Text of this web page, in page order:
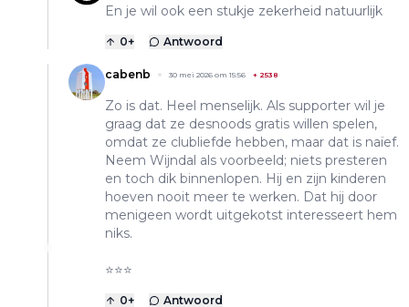
En je wil ook een stukje zekerheid natuurlijk
0+ Antwoord
cabenb 30 mei 2026 om 15:56 + 2538
Zo is dat. Heel menselijk. Als supporter wil je
graag dat ze desnoods gratis willen spelen,
omdat ze clubliefde hebben, maar dat is naïef.
Neem Wijndal als voorbeeld; niets presteren
en toch dik binnenlopen. Hij en zijn kinderen
hoeven nooit meer te werken. Dat hij door
menigeen wordt uitgekotst interesseert hem
niks.
⭐️⭐️⭐️
0+ Antwoord